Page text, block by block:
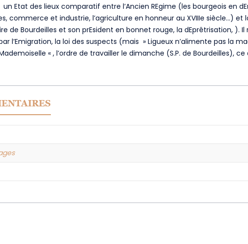
Etat des lieux comparatif entre l’Ancien REgime (les bourgeois en
commerce et industrie, l’agriculture en honneur au XVIIIe siècle…)
de Bourdeilles et son prEsident en bonnet rouge, la dEprêtrisation,
l’Emigration, la loi des suspects (mais » Ligueux n’alimente pas la
« , l’ordre de travailler le dimanche (S.P. de Bourdeilles),